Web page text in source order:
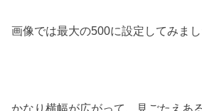
画像では最大の500に設定してみまし
かなり横幅が広がって、見ごたえあ